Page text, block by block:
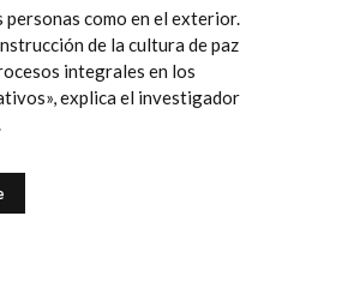
personas como en el exterior.
de la cultura de paz
integrales en los
explica el investigador